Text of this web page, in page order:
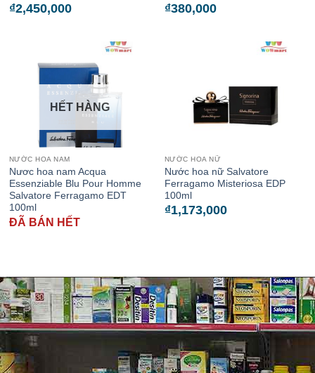
₫2,450,000 ₫380,000
HẾT HÀNG
NƯỚC HOA NAM
Nươc hoa nam Acqua
Essenziable Blu Pour Homme
Salvatore Ferragamo EDT
100ml
ĐÃ BÁN HẾT
NƯỚC HOA NỮ
Nước hoa nữ Salvatore
Ferragamo Misteriosa EDP
100ml
₫1,173,000